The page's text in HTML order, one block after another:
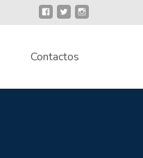
Contactos